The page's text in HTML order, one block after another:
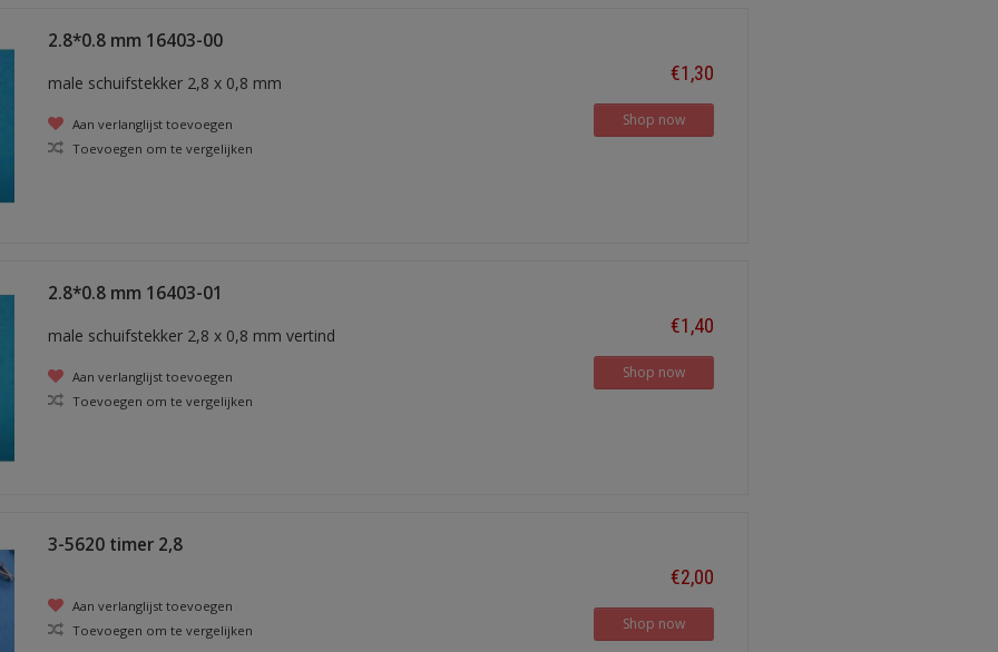
2.8*0.8 mm 16403-00
male schuifstekker 2,8 x 0,8 mm
Aan verlanglijst toevoegen
Toevoegen om te vergelijken
€1,30
Shop now
2.8*0.8 mm 16403-01
male schuifstekker 2,8 x 0,8 mm vertind
Aan verlanglijst toevoegen
Toevoegen om te vergelijken
€1,40
Shop now
3-5620 timer 2,8
Aan verlanglijst toevoegen
Toevoegen om te vergelijken
€2,00
Shop now